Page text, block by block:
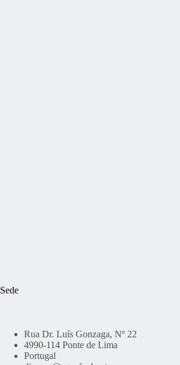
Sede
Rua Dr. Luís Gonzaga, Nº 22
4990-114 Ponte de Lima
Portugal